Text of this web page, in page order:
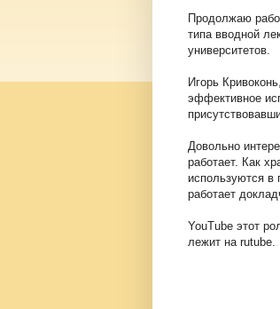
Продолжаю
типа вводной
университетов.
Игорь
эффективное
Довольно
работает. Как
используются в
работает
YouTube этот
лежит на rutube.